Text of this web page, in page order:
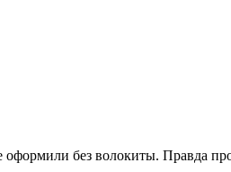
без волокиты. Правда